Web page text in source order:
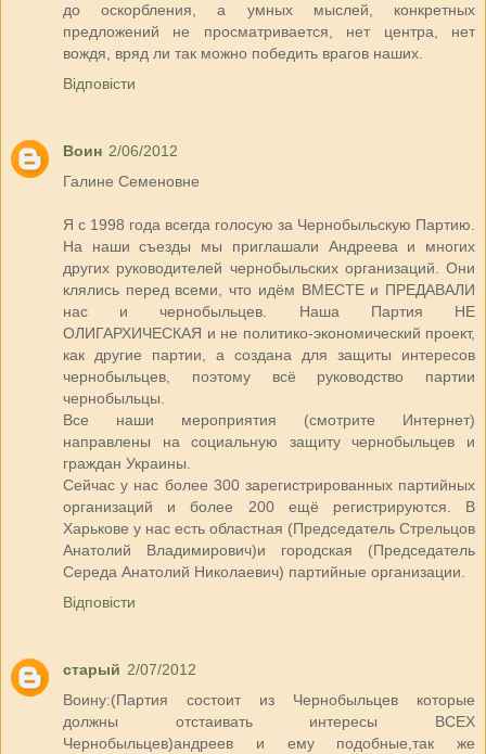
до оскорбления, а умных мыслей, конкретных
предложений не просматривается, нет центра, нет
вождя, вряд ли так можно победить врагов наших.
Відповісти
Воин 2/06/2012
Галине Семеновне
Я с 1998 года всегда голосую за Чернобыльскую Партию.
На наши съезды мы приглашали Андреева и многих
других руководителей чернобыльских организаций. Они
клялись перед всеми, что идём ВМЕСТЕ и ПРЕДАВАЛИ
нас и чернобыльцев. Наша Партия НЕ
ОЛИГАРХИЧЕСКАЯ и не политико-экономический проект,
как другие партии, а создана для защиты интересов
чернобыльцев, поэтому всё руководство партии
чернобыльцы.
Все наши мероприятия (смотрите Интернет)
направлены на социальную защиту чернобыльцев и
граждан Украины.
Сейчас у нас более 300 зарегистрированных партийных
организаций и более 200 ещё регистрируются. В
Харькове у нас есть областная (Председатель Стрельцов
Анатолий Владимирович)и городская (Председатель
Середа Анатолий Николаевич) партийные организации.
Відповісти
старый 2/07/2012
Воину:(Партия состоит из Чернобыльцев которые
должны отстаивать интересы ВСЕХ
Чернобыльцев)андреев и ему подобные,так же